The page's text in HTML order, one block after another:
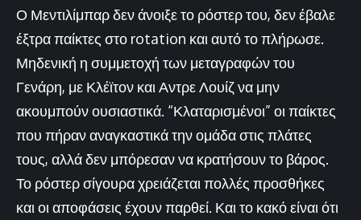
Ο Μεντιλίμπαρ δεν άνοιξε το ρόστερ του, δεν έβαλε
έξτρα παίκτες στο rotation και αυτό το πλήρωσε.
Μηδενική η συμμετοχή των μεταγραφών του
Γενάρη, με Κλέϊτον και Αντρε Λουίζ να μην
ακουμπούν ουσιαστικά. “Κλαταρισμένοι” οι παίκτες
που πήραν αναγκαστικά την ομάδα στις πλάτες
τους, αλλά δεν μπόρεσαν να κρατήσουν το βάρος.
Το ρόστερ σίγουρα χρειάζεται πολλές προσθήκες
και οι αποφάσεις έχουν παρθεί. Και το κακό είναι ότι